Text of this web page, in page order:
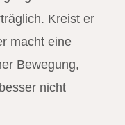
Kreist er
macht eine
Bewegung,
nicht